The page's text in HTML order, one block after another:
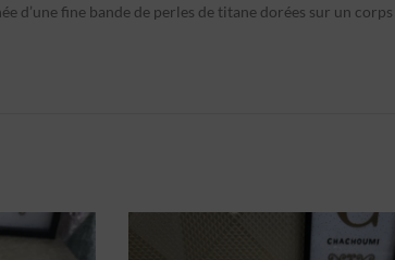
d’une fine bande de perles de titane dorées sur un